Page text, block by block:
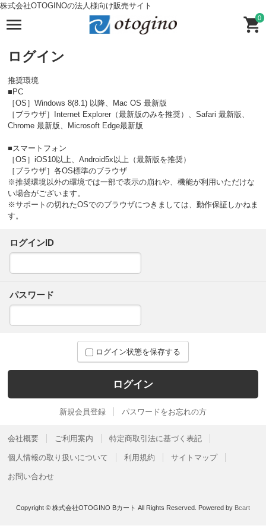
株式会社OTOGINOの法人様向け販売サイト
0
ログイン
推奨環境
■PC
［OS］Windows 8(8.1) 以降、Mac OS 最新版
［ブラウザ］Internet Explorer（最新版のみを推奨）、Safari 最新版、
Chrome 最新版、Microsoft Edge最新版
■スマートフォン
［OS］iOS10以上、Android5x以上（最新版を推奨）
［ブラウザ］各OS標準のブラウザ
※推奨環境以外の環境では一部で表示の崩れや、機能が利用いただけな
い場合がございます。
※サポートの切れたOSでのブラウザにつきましては、動作保証しかねま
す。
ログインID
パスワード
ログイン状態を保存する
新規会員登録 パスワードをお忘れの方
会社概要 ご利用案内 特定商取引法に基づく表記
個人情報の取り扱いについて 利用規約 サイトマップ
お問い合わせ
Copyright © 株式会社OTOGINO Bカート All Rights Reserved. Powered by Bcart